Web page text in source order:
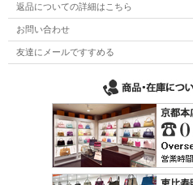
返品についての詳細はこちら
お問い合わせ
友達にメールですすめる